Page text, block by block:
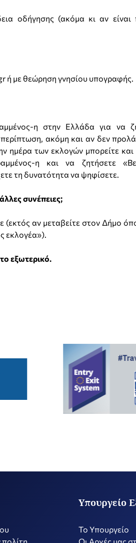
οδήγησης (ακόμα κι αν
ή με θεώρηση γνησίου υπογραφής.
η στην Ελλάδα για να
ακόμη και αν δεν
ημέρα των εκλογών μπορείτε και
η και να ζητήσετε
τη δυνατότητα να ψηφίσετε.
συνέπειες;
(εκτός αν μεταβείτε στον Δήμο
εκλογέα»).
εξωτερικό.
πολίτη
Υπουργείο
Το Υπουργείο
Οι Αρχές μας